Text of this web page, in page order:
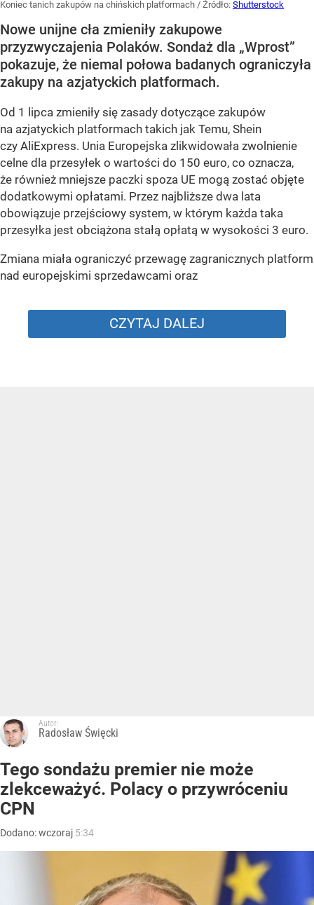
Koniec tanich zakupów na chińskich platformach / Źródło: Shutterstock
Nowe unijne cła zmieniły zakupowe
przyzwyczajenia Polaków. Sondaż dla „Wprost”
pokazuje, że niemal połowa badanych ograniczyła
zakupy na azjatyckich platformach.
Od 1 lipca zmieniły się zasady dotyczące zakupów
na azjatyckich platformach takich jak Temu, Shein
czy AliExpress. Unia Europejska zlikwidowała zwolnienie
celne dla przesyłek o wartości do 150 euro, co oznacza,
że również mniejsze paczki spoza UE mogą zostać objęte
dodatkowymi opłatami. Przez najbliższe dwa lata
obowiązuje przejściowy system, w którym każda taka
przesyłka jest obciążona stałą opłatą w wysokości 3 euro.
Zmiana miała ograniczyć przewagę zagranicznych platform
nad europejskimi sprzedawcami oraz
CZYTAJ DALEJ
Autor:
Radosław Święcki
Tego sondażu premier nie może
zlekceważyć. Polacy o przywróceniu
CPN
Dodano:wczoraj 5:34